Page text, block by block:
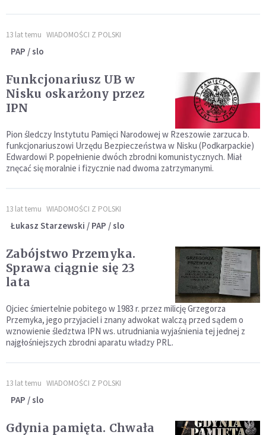
13 lat temu WIADOMOŚCI Z POLSKI
PAP / slo
Funkcjonariusz UB w
Nisku oskarżony przez
IPN
Pion śledczy Instytutu Pamięci Narodowej w Rzeszowie zarzuca b.
funkcjonariuszowi Urzędu Bezpieczeństwa w Nisku (Podkarpackie)
Edwardowi P. popełnienie dwóch zbrodni komunistycznych. Miał
znęcać się moralnie i fizycznie nad dwoma zatrzymanymi.
13 lat temu WIADOMOŚCI Z POLSKI
Łukasz Starzewski / PAP / slo
Zabójstwo Przemyka.
Sprawa ciągnie się 23
lata
Ojciec śmiertelnie pobitego w 1983 r. przez milicję Grzegorza
Przemyka, jego przyjaciel i znany adwokat walczą przed sądem o
wznowienie śledztwa IPN ws. utrudniania wyjaśnienia tej jednej z
najgłośniejszych zbrodni aparatu władzy PRL.
13 lat temu WIADOMOŚCI Z POLSKI
PAP / slo
Gdynia pamięta. Chwała